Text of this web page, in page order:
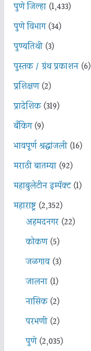
पुणे जिल्हा(1,433)
पुणे विभाग(34)
पुण्यतिथी(3)
पुस्तक / ग्रंथ प्रकाशन(6)
प्रशिक्षण(2)
प्रादेशिक(319)
बँकिंग(9)
भावपूर्ण श्रद्धांजली(16)
मराठी बातम्या(92)
महाबुलेटीन इम्पॅक्ट(1)
महाराष्ट्र(2,352)
अहमदनगर(22)
कोकण(5)
जळगाव(3)
जालना(1)
नासिक(2)
परभणी(2)
पुणे(2,035)